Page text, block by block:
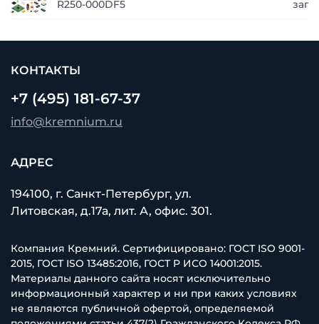
R250-000DF5
КОНТАКТЫ
+7 (495) 181-67-37
info@kremnium.ru
АДРЕС
194100, г. Санкт-Петербург, ул.
Литовская, д.17а, лит. А, офис. 301.
Компания Кремний. Сертифицировано: ГОСТ ISO 9001-
2015, ГОСТ ISO 13485:2016, ГОСТ Р ИСО 14001:2015.
Материалы данного сайта носят исключительно
информационный характер и ни при каких условиях
не являются публичной офертой, определяемой